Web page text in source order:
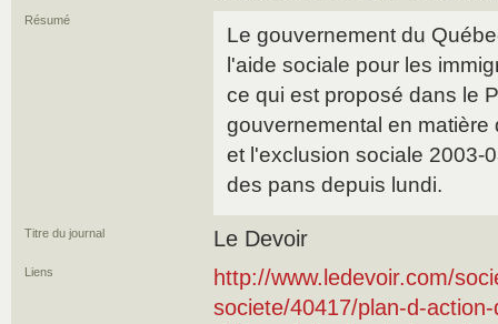
Résumé
Le gouvernement du
l'aide sociale pour les
ce qui est proposé dans le
gouvernemental en
et l'exclusion sociale 2003-
des pans depuis lundi.
Titre du journal Le Devoir
Liens
http://www.ledevoir.com/
societe/40417/plan-d-